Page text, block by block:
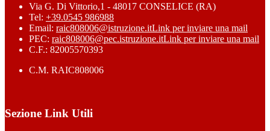
Via G. Di Vittorio,1 - 48017 CONSELICE (RA)
Tel: +39.0545 986988
Email: raic808006@istruzione.itLink per inviare una mail
PEC: raic808006@pec.istruzione.itLink per inviare una mail
C.F.: 82005570393
C.M. RAIC808006
Sezione Link Utili